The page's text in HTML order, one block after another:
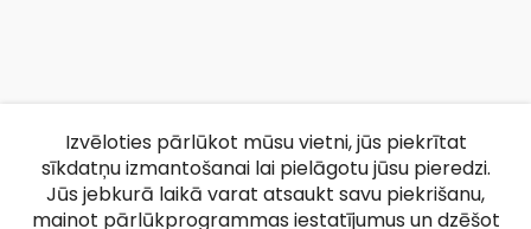
Izvēloties pārlūkot mūsu vietni, jūs piekrītat
sīkdatņu izmantošanai lai pielāgotu jūsu pieredzi.
Jūs jebkurā laikā varat atsaukt savu piekrišanu,
mainot pārlūkprogrammas iestatījumus un dzēšot